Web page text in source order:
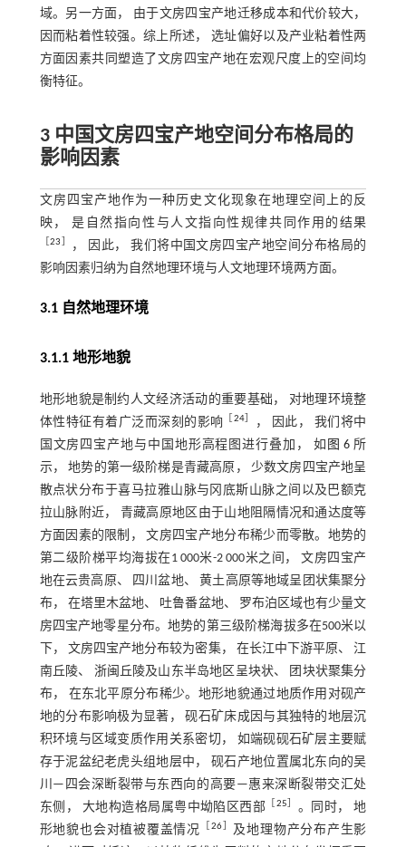
域。另一方面， 由于文房四宝产地迁移成本和代价较大，
因而粘着性较强。综上所述， 选址偏好以及产业粘着性两
方面因素共同塑造了文房四宝产地在宏观尺度上的空间均
衡特征。
3 中国文房四宝产地空间分布格局的
影响因素
文房四宝产地作为一种历史文化现象在地理空间上的反
映， 是自然指向性与人文指向性规律共同作用的结果
［23
， 因此， 我们将中国文房四宝产地空间分布格局的
影响因素归纳为自然地理环境与人文地理环境两方面。
3.1 自然地理环境
3.1.1 地形地貌
地形地貌是制约人文经济活动的重要基础， 对地理环境整
体性特征有着广泛而深刻的影响
24］
， 因此， 我们将中
国文房四宝产地与中国地形高程图进行叠加， 如 图 6 所
示， 地势的第一级阶梯是青藏高原， 少数文房四宝产地呈
散点状分布于喜马拉雅山脉与冈底斯山脉之间以及巴额克
拉山脉附近， 青藏高原地区由于山地阻隔情况和通达度等
方面因素的限制， 文房四宝产地分布稀少而零散。地势的
第二级阶梯平均海拔在1 000米-2 000米之间， 文房四宝产
地在云贵高原、 四川盆地、 黄土高原等地域呈团状集聚分
布， 在塔里木盆地、 吐鲁番盆地、 罗布泊区域也有少量文
房四宝产地零星分布。地势的第三级阶梯海拔多在500米以
下， 文房四宝产地分布较为密集， 在长江中下游平原、 江
南丘陵、 浙闽丘陵及山东半岛地区呈块状、 团块状聚集分
布， 在东北平原分布稀少。地形地貌通过地质作用对砚产
地的分布影响极为显著， 砚石矿床成因与其独特的地层沉
积环境与区域变质作用关系密切， 如端砚砚石矿层主要赋
存于泥盆纪老虎头组地层中， 砚石产地位置属北东向的吴
川—四会深断裂带与东西向的高要—惠来深断裂带交汇处
东侧， 大地构造格局属粤中坳陷区西部
25
。同时， 地
形地貌也会对植被覆盖情况
26］ 及地理物产分布产生影